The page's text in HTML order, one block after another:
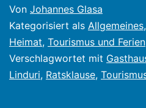
Von Johannes Glasa
Kategorisiert als Allgemeines,
Heimat, Tourismus und Ferien
Verschlagwortet mit
Linduri, Ratsklause,